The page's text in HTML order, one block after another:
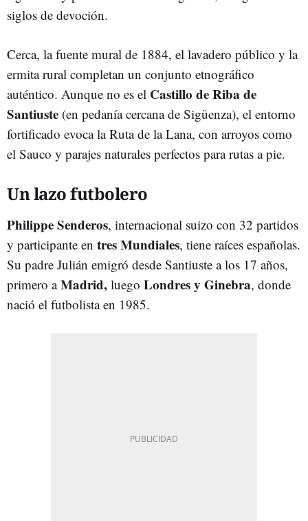
siglos de devoción.
Cerca, la fuente mural de 1884, el lavadero público y la
ermita rural completan un conjunto etnográfico
auténtico. Aunque no es el Castillo de Riba de
Santiuste (en pedanía cercana de Sigüenza), el entorno
fortificado evoca la Ruta de la Lana, con arroyos como
el Sauco y parajes naturales perfectos para rutas a pie.
Un lazo futbolero
Philippe Senderos, internacional suizo con 32 partidos
y participante en tres Mundiales, tiene raíces españolas.
Su padre Julián emigró desde Santiuste a los 17 años,
primero aMadrid, luego Londres y Ginebra, donde
nació el futbolista en 1985.